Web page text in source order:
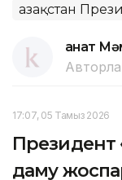
Қазақстан
Қанат
17:07, 05 Тамыз 2026
Президент
даму